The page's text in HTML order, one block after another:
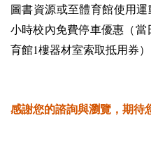
圖書資源或至體育館使用
小時校內免費停車優惠（
育館1樓器材室索取抵用券）
感謝您的諮詢與瀏覽，期待